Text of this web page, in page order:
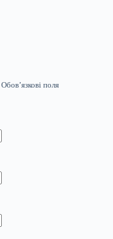
Обов’язкові поля